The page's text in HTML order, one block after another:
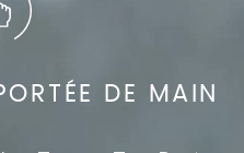
DE MAIN